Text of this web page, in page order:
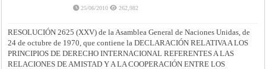
25/06/2010 262,982
RESOLUCIÓN 2625 (XXV) de la Asamblea General de Naciones Unidas, de
24 de octubre de 1970, que contiene la DECLARACIÓN RELATIVA A LOS
PRINCIPIOS DE DERECHO INTERNACIONAL REFERENTES A LAS
RELACIONES DE AMISTAD Y A LA COOPERACIÓN ENTRE LOS